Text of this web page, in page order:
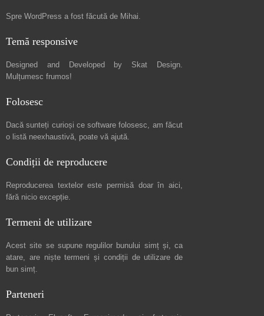
Spre WordPress a fost făcută de Mihai.
Temă responsive
Designed and Developed by Skat Design.
Mulțumesc frumos!
Folosesc
Dacă sunteți curioși ce software folosesc, am făcut
o listă neexhaustivă, poate vă ajută.
Condiții de reproducere
Reproducerea textelor este permisă doar în aici,
fără nicio excepție.
Termeni de utilizare
Acest site se supune regulilor bunului simț și, ca
atare, are niștetermeni și condiții de utilizare de
bun simț.
Parteneri